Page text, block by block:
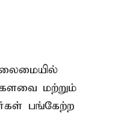
மற்றும்
பங்கேற்ற